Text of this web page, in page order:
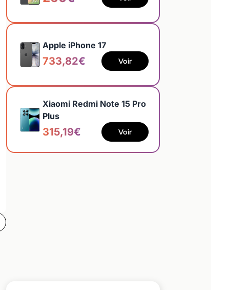
Apple iPhone 17
733,82€ Voir
Xiaomi Redmi Note 15 Pro
Plus
315,19€ Voir